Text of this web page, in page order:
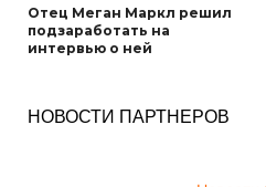
Отец Меган Маркл решил
подзаработать на
интервью о ней
НОВОСТИ ПАРТНЕРОВ